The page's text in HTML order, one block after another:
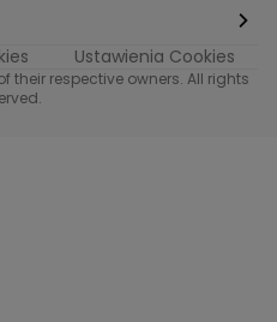
METRO
Ustawienia Cookies
their respective owners. All rights